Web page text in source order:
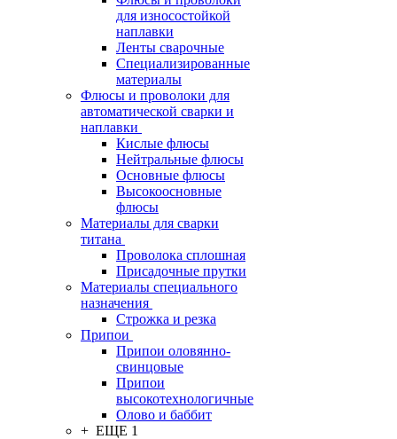
для износостойкой
наплавки
Ленты сварочные
Специализированные
материалы
Флюсы и проволоки для
автоматической сварки и
наплавки
Кислые флюсы
Нейтральные флюсы
Основные флюсы
Высокоосновные
флюсы
Материалы для сварки
титана
Проволока сплошная
Присадочные прутки
Материалы специального
назначения
Строжка и резка
Припои
Припои оловянно-
свинцовые
Припои
высокотехнологичные
Олово и баббит
+ ЕЩЕ 1